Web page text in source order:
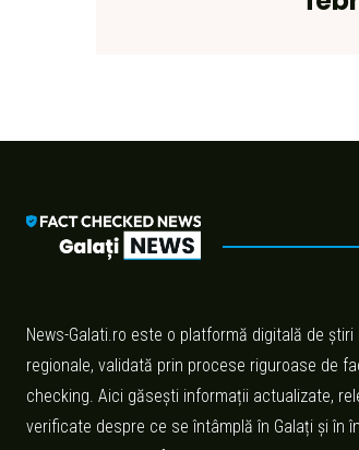
News-Galati.ro este o platformă digitală de știri
regionale, validată prin procese riguroase de
checking. Aici găsești informații actualizate,
verificate despre ce se întâmplă în Galați și în